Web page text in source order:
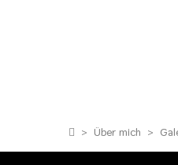
> Über mich >